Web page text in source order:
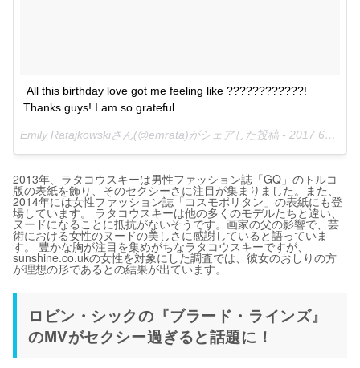
All this birthday love got me feeling like ????????????!
Thanks guys! I am so grateful.
Emily Ratajkowskiさん(@emrata)がシェアした投稿 - 2017 6月 7 6:41午前 PDT
2013年、ラタコウスキーは男性ファッション誌「GQ」のトルコ
版の表紙を飾り、そのセクシーさに注目が集まりました。また、
2014年には女性ファッション誌「コスモポリタン」の表紙にも登
場しています。 ラタコウスキーは他の多くのモデルたちと違い、
ヌードになることに抵抗がないそうです。画家の父の影響で、芸
術における女性のヌードの美しさに感謝していると語っていま
す。 豊かな胸が注目を集めがちなラタコウスキーですが、
sunshine.co.ukの女性を対象にした調査では、彼女のおしりの方
が理想の形であるとの結果が出ています。
ロビン・シックの『ブラード・ラインズ』
のMVがセクシー過ぎると話題に！